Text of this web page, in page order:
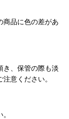
商品に色の差があ
き、保管の際も淡
意ください。